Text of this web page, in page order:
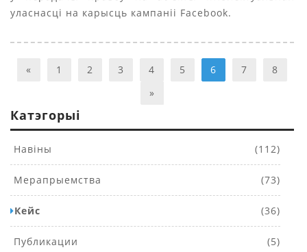
уласнасці на карысць кампаніі Facebook.
« 1 2 3 4 5 6 7
8
»
Катэгорыі
Навіны (112)
Мерапрыемства (73)
Кейс (36)
Публикации (5)